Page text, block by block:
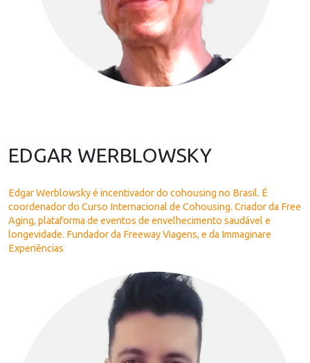
EDGAR WERBLOWSKY
Edgar Werblowsky é incentivador do cohousing no Brasil. É
coordenador do Curso Internacional de Cohousing. Criador da Free
Aging, plataforma de eventos de envelhecimento saudável e
longevidade. Fundador da Freeway Viagens, e da Immaginare
Experiências